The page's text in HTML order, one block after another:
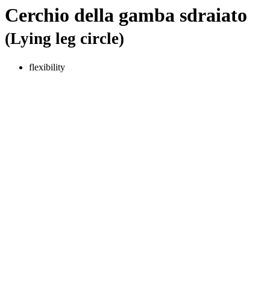
Cerchio della gamba sdraiato
(Lying leg circle)
flexibility